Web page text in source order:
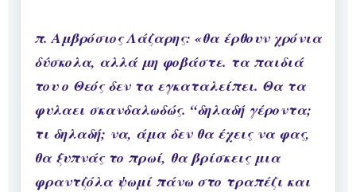
π. Αμβρόσιος Λάζαρης: «θα έρθουν χρόνια
δύσκολα, αλλά μη φοβάστε. τα παιδιά
του ο Θεός δεν τα εγκαταλείπει. Θα τα
φυλαει σκανδαλωδώς. “δηλαδή γέροντα;
τι δηλαδή; να, άμα δεν θα έχεις να φας,
θα ξυπνάς το πρωί, θα βρίσκεις μια
φραντζόλα ψωμί πάνω στο τραπέζι και